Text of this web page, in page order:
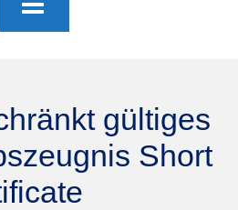
gültiges
Short